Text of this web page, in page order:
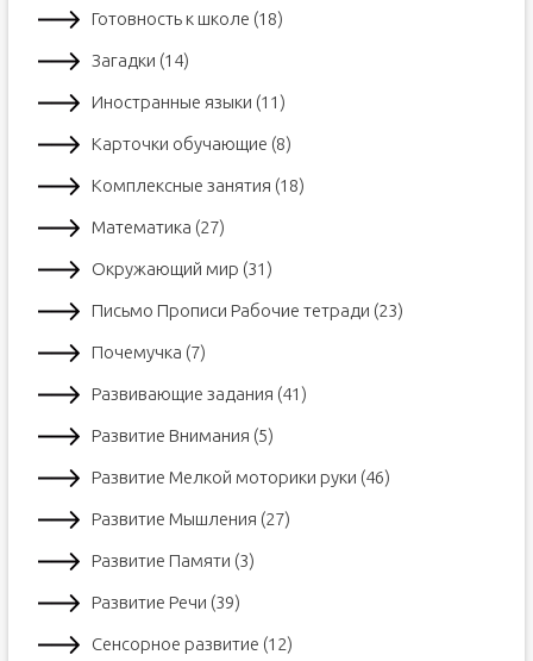
Готовность к школе (18)
Загадки (14)
Иностранные языки (11)
Карточки обучающие (8)
Комплексные занятия (18)
Математика (27)
Окружающий мир (31)
Письмо Прописи Рабочие тетради (23)
Почемучка (7)
Развивающие задания (41)
Развитие Внимания (5)
Развитие Мелкой моторики руки (46)
Развитие Мышления (27)
Развитие Памяти (3)
Развитие Речи (39)
Сенсорное развитие (12)